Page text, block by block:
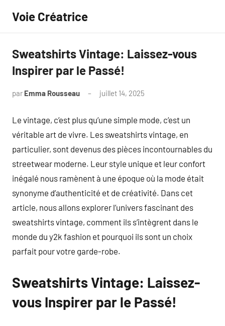
contenu
Voie Créatrice
Sweatshirts Vintage: Laissez-vous
Inspirer par le Passé!
par Emma Rousseau juillet 14, 2025
Le vintage, c’est plus qu’une simple mode, c’est un
véritable art de vivre. Les sweatshirts vintage, en
particulier, sont devenus des pièces incontournables du
streetwear moderne. Leur style unique et leur confort
inégalé nous ramènent à une époque où la mode était
synonyme d’authenticité et de créativité. Dans cet
article, nous allons explorer l’univers fascinant des
sweatshirts vintage, comment ils s’intègrent dans le
monde du y2k fashion et pourquoi ils sont un choix
parfait pour votre garde-robe.
Sweatshirts Vintage: Laissez-
vous Inspirer par le Passé!